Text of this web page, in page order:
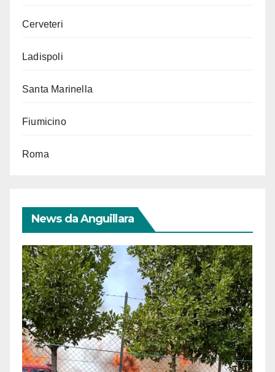
Cerveteri
Ladispoli
Santa Marinella
Fiumicino
Roma
News da Anguillara